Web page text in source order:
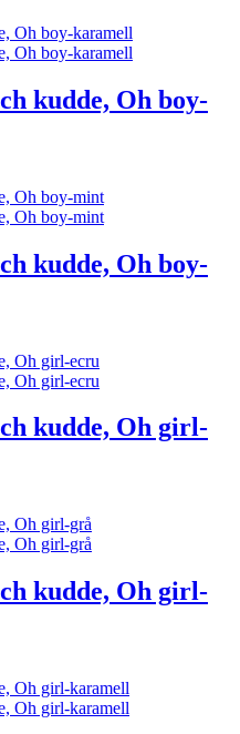
kudde, Oh boy-
kudde, Oh boy-
kudde, Oh girl-
kudde, Oh girl-